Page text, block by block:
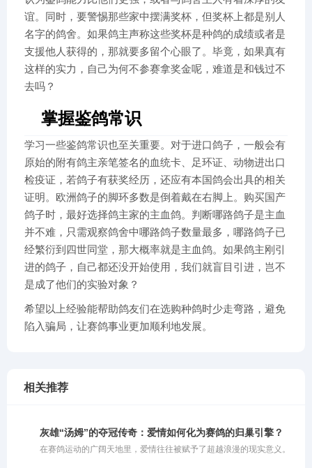
谊。同时，要警惕那些家中摆满奖杯，但奖杯上都是别人
名字的鸽舍。如果鸽主声称这些奖杯是种鸽的成绩或者是
支援他人获得的，那就要多留个心眼了。毕竟，如果真有
这样的实力，自己为何不参赛拿奖金呢，难道是和钱过不
去吗？
掌握鉴鸽常识
学习一些鉴鸽常识也至关重要。对于进口鸽子，一般会有
原始的附有鸽主亲笔签名的血统卡、足环证、动物进出口
检疫证，若鸽子有获奖经历，还应有本国鸽会出具的相关
证明。欧洲鸽子的脚环多数是倒着戴在右脚上。购买国产
鸽子时，最好选择鸽主家的主血鸽。判断哪路鸽子是主血
并不难，只需观察鸽舍中哪路鸽子数量最多，哪路鸽子已
经繁衍到四世同堂，那大概率就是主血鸽。如果鸽主刚引
进的鸽子，自己都还没开始使用，我们就盲目引进，岂不
是成了他们的实验对象？
希望以上经验能帮助鸽友们在选购种鸽时少走弯路，避免
陷入骗局，让赛鸽事业更加顺利地发展。
相关推荐
灰雄“汤姆”的夺冠传奇：爱情如何化为赛鸽的归巢引擎？
在赛鸽运动的广阔天地里，爱情往往被赋予了超越浪漫的现实意义。